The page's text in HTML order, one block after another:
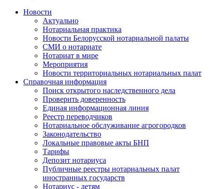
Новости
Актуально
Нотариальная практика
Новости Белорусской нотариальной палаты
СМИ о нотариате
Нотариат в мире
Мероприятия
Новости территориальных нотариальных палат
Справочная информация
Поиск открытого наследственного дела
Проверить доверенность
Единая информационная линия
Реестр переводчиков
Нотариальное обслуживание агрогородков
Законодательство
Локальные правовые акты БНП
Тарифы
Депозит нотариуса
Публичные реестры нотариальных палат
иностранных государств
Нотариус - детям